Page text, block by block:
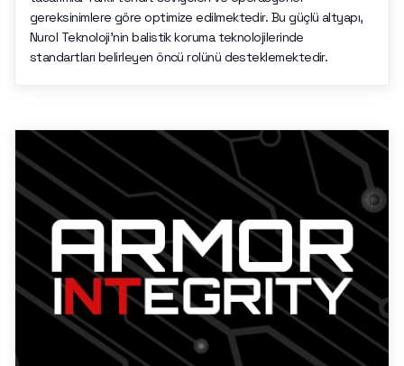
gereksinimlere göre optimize edilmektedir. Bu güçlü altyapı,
Nurol Teknoloji’nin balistik koruma teknolojilerinde
standartları belirleyen öncü rolünü desteklemektedir.​